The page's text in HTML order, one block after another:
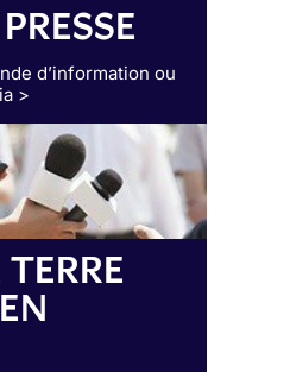
d’information ou
>